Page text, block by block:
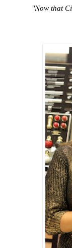
"Now that